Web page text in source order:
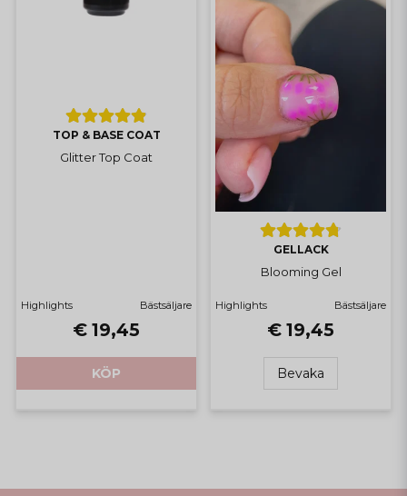
TOP & BASE COAT
Glitter Top Coat
Highlights Bästsäljare
€ 19,45
KÖP
GELLACK
Blooming Gel
Highlights Bästsäljare
€ 19,45
Bevaka